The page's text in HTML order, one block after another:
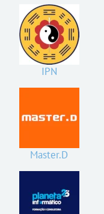
IPN
Master.D